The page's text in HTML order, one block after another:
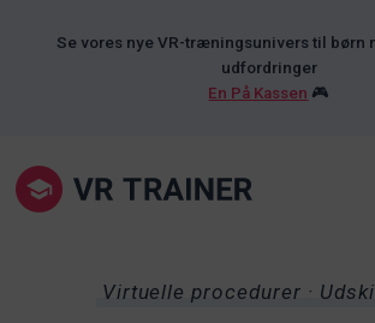
Se vores nye VR-træningsunivers til børn
udfordringer
En På Kassen 🎮
Virtuelle procedurer ·